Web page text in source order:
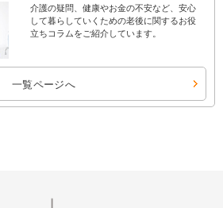
介護の疑問、健康やお金の不安など、安心
して暮らしていくための老後に関するお役
立ちコラムをご紹介しています。
一覧ページへ